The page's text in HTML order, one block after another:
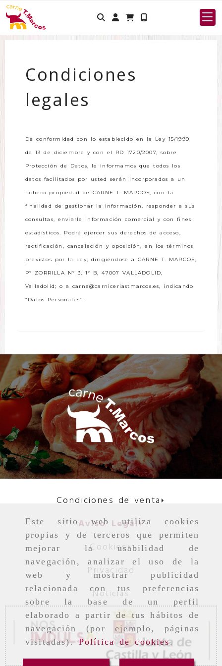
Este sitio web utiliza cookies
propias y de terceros que permiten
mejorar la usabilidad de
navegación, analizar el uso de la
web y mostrar publicidad
relacionada con tus preferencias
sobre la base de un perfil
elaborado a partir de tus hábitos de
navegación (por ejemplo, páginas
visitadas).Política de cookies.
Identifícate
Condiciones
legales
De conformidad con lo establecido en la Ley 15/1999
de 13 de diciembre y con el RD 1720/2007, sobre
Protección de Datos, le informamos que todos los
datos facilitados por usted serán incorporados a un
fichero propiedad de CARNE T. MARCOS, con la
finalidad de gestionar la información, responder a sus
consultas, enviarle información comercial y con fines
estadísticos. Podrá ejercer sus derechos de acceso,
rectificación, cancelación y oposición, en los términos
previstos por la Ley, dirigiéndose a CARNE T. MARCOS,
Pº ZORRILLA Nº 3, 1º B,47007 VALLADOLID,
Valladolid; o acarne@carniceriastmarcos.es, indicando
“Datos Personales”..
Condiciones de venta
Aviso Legal
Cookies
Privacidad
Noticias